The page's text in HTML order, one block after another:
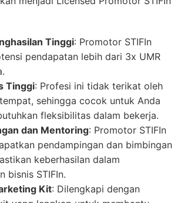
Tinggi: Promotor STIFIn
pendapatan lebih dari 3x UMR
Tinggi: Profesi ini tidak terikat oleh
sehingga cocok untuk Anda
fleksibilitas dalam bekerja.
dan Mentoring: Promotor STIFIn
pendampingan dan bimbingan
keberhasilan dalam
bisnis STIFIn.
Kit: Dilengkapi dengan